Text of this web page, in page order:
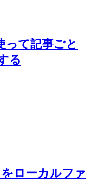
って記事ごと
る
ローカルファ